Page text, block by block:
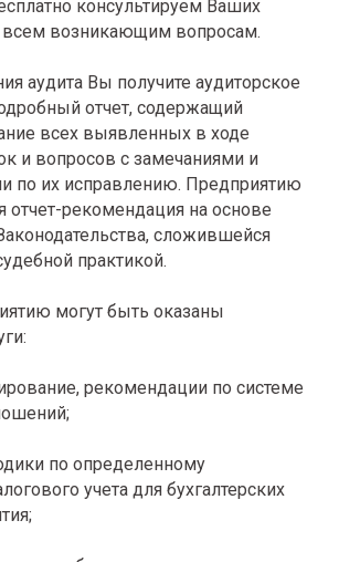
консультируем Ваших
всем возникающим вопросам.
аудита Вы получите аудиторское
отчет, содержащий
всех выявленных в ходе
и вопросов с замечаниями и
по их исправлению. Предприятию
отчет-рекомендация на основе
сложившейся
практикой.
могут быть оказаны
рекомендации по системе
по определенному
учета для бухгалтерских